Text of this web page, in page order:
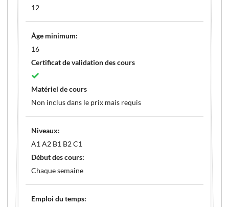
12
Âge minimum:
16
Certificat de validation des cours
Matériel de cours
Non inclus dans le prix mais requis
Niveaux:
A1 A2 B1 B2 C1
Début des cours:
Chaque semaine
Emploi du temps: